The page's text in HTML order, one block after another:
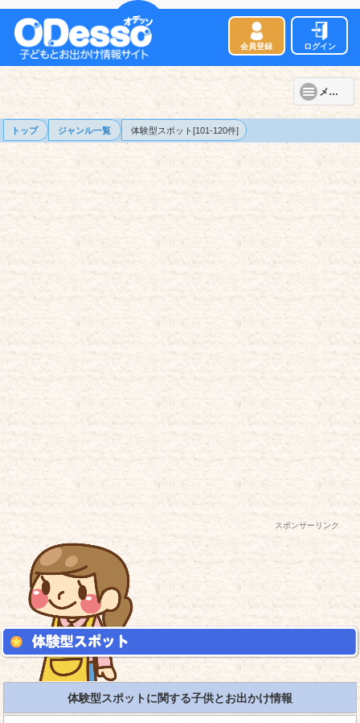
会員登録 ログイン
メニュー
トップ ジャンル一覧 体験型スポット[101-120件]
スポンサーリンク
体験型スポットに関する子供とお出かけ情報